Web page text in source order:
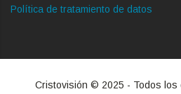
Política de tratamiento de datos
Cristovisión © 2025 - Todos los